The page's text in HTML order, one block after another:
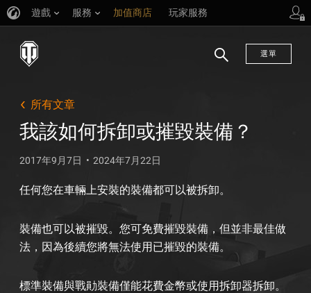
遊戲 服務 加值商店 玩家服務
選單
所有文章
我該如何拆卸或摧毀裝備？
2017年9月7日 2024年7月22日
任何您在車輛上安裝的裝備都可以被拆卸。
裝備也可以被摧毀。您可免費摧毀裝備，但並非最佳做
法，因為後續您將無法使用已摧毀的裝備。
標準裝備與戰勛裝備僅能花費金幣或使用拆卸器拆卸。